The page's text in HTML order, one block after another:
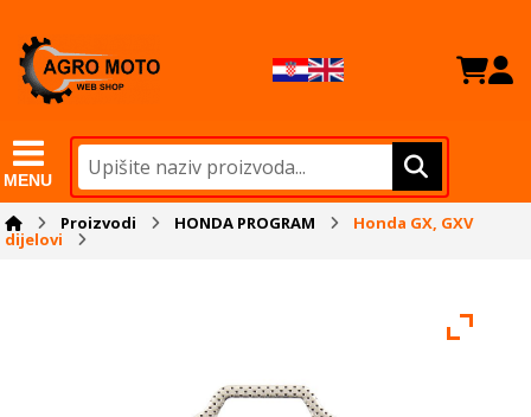
MENU
Proizvodi HONDA PROGRAM Honda GX, GXV
dijelovi